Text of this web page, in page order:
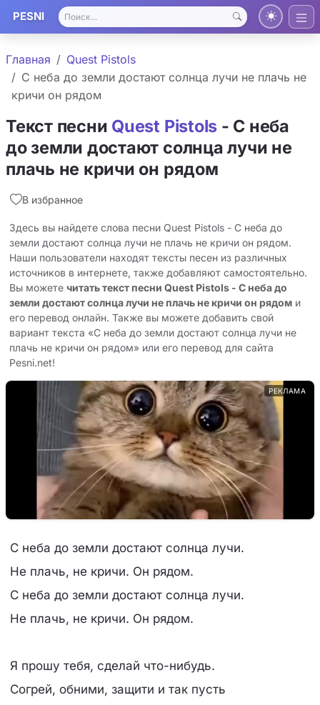
PESNI
Главная
Quest Pistols
С неба до земли достают солнца лучи не плачь не
кричи он рядом
Текст песни Quest Pistols - С неба
до земли достают солнца лучи не
плачь не кричи он рядом
В избранное
Здесь вы найдете слова песни Quest Pistols - С неба до
земли достают солнца лучи не плачь не кричи он рядом.
Наши пользователи находят тексты песен из различных
источников в интернете, также добавляют самостоятельно.
Вы можете читать текст песни Quest Pistols - С неба до
земли достают солнца лучи не плачь не кричи он рядом и
его перевод онлайн. Также вы можете добавить свой
вариант текста «С неба до земли достают солнца лучи не
плачь не кричи он рядом» или его перевод для сайта
Pesni.net!
РЕКЛАМА
С неба до земли достают солнца лучи.
Не плачь, не кричи. Он рядом.
С неба до земли достают солнца лучи.
Не плачь, не кричи. Он рядом.
Я прошу тебя, сделай что-нибудь.
Согрей, обними, защити и так пусть